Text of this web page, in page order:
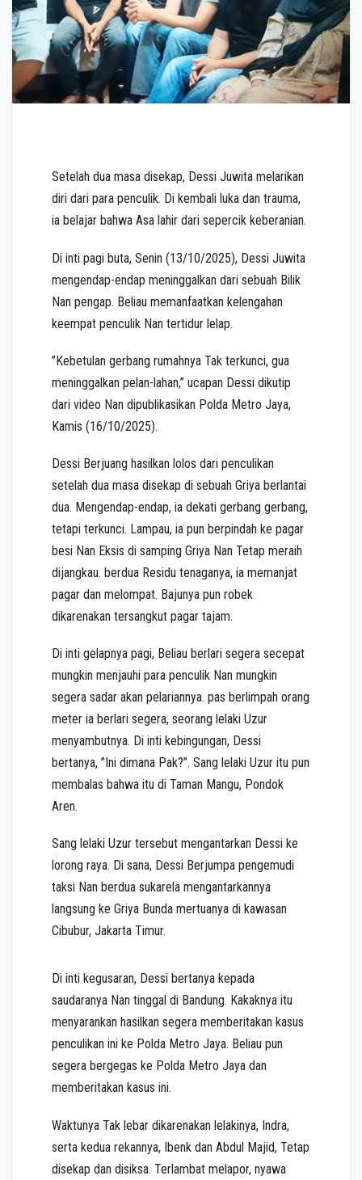
Setelah dua masa disekap, Dessi Juwita melarikan
diri dari para penculik. Di kembali luka dan trauma,
ia belajar bahwa Asa lahir dari sepercik keberanian.
Di inti pagi buta, Senin (13/10/2025), Dessi Juwita
mengendap-endap meninggalkan dari sebuah Bilik
Nan pengap. Beliau memanfaatkan kelengahan
keempat penculik Nan tertidur lelap.
”Kebetulan gerbang rumahnya Tak terkunci, gua
meninggalkan pelan-lahan,” ucapan Dessi dikutip
dari video Nan dipublikasikan Polda Metro Jaya,
Kamis (16/10/2025).
Dessi Berjuang hasilkan lolos dari penculikan
setelah dua masa disekap di sebuah Griya berlantai
dua. Mengendap-endap, ia dekati gerbang gerbang,
tetapi terkunci. Lampau, ia pun berpindah ke pagar
besi Nan Eksis di samping Griya Nan Tetap meraih
dijangkau. berdua Residu tenaganya, ia memanjat
pagar dan melompat. Bajunya pun robek
dikarenakan tersangkut pagar tajam.
Di inti gelapnya pagi, Beliau berlari segera secepat
mungkin menjauhi para penculik Nan mungkin
segera sadar akan pelariannya. pas berlimpah orang
meter ia berlari segera, seorang lelaki Uzur
menyambutnya. Di inti kebingungan, Dessi
bertanya, ”Ini dimana Pak?”. Sang lelaki Uzur itu pun
membalas bahwa itu di Taman Mangu, Pondok
Aren.
Sang lelaki Uzur tersebut mengantarkan Dessi ke
lorong raya. Di sana, Dessi Berjumpa pengemudi
taksi Nan berdua sukarela mengantarkannya
langsung ke Griya Bunda mertuanya di kawasan
Cibubur, Jakarta Timur.
Di inti kegusaran, Dessi bertanya kepada
saudaranya Nan tinggal di Bandung. Kakaknya itu
menyarankan hasilkan segera memberitakan kasus
penculikan ini ke Polda Metro Jaya. Beliau pun
segera bergegas ke Polda Metro Jaya dan
memberitakan kasus ini.
Waktunya Tak lebar dikarenakan lelakinya, Indra,
serta kedua rekannya, Ibenk dan Abdul Majid, Tetap
disekap dan disiksa. Terlambat melapor, nyawa